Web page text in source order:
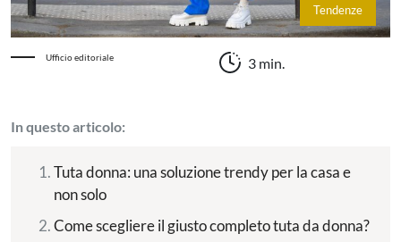
Tendenze
Ufficio editoriale 3 min.
In questo articolo:
Tuta donna: una soluzione trendy per la casa e
non solo
Come scegliere il giusto completo tuta da donna?